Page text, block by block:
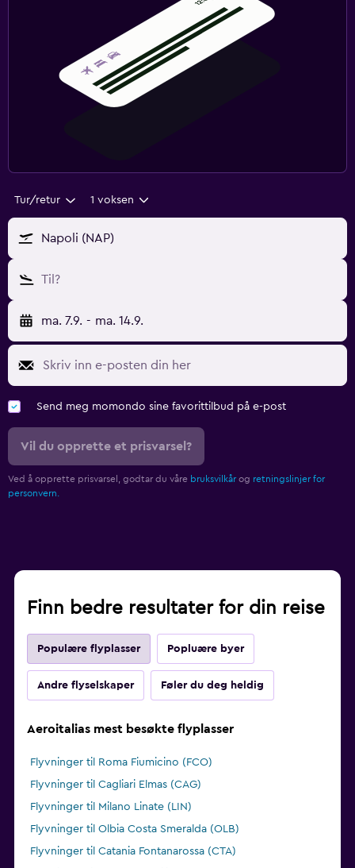
Tur/retur 1 voksen
Napoli (NAP)
Til?
ma. 7.9. - ma. 14.9.
Send meg momondo sine favorittilbud på e-post
Vil du opprette et prisvarsel?
Ved å opprette prisvarsel, godtar du våre bruksvilkår og retningslinjer for
personvern.
Finn bedre resultater for din reise
Populære flyplasser Popluære byer
Andre flyselskaper Føler du deg heldig
Aeroitalias mest besøkte flyplasser
Flyvninger til Roma Fiumicino (FCO)
Flyvninger til Cagliari Elmas (CAG)
Flyvninger til Milano Linate (LIN)
Flyvninger til Olbia Costa Smeralda (OLB)
Flyvninger til Catania Fontanarossa (CTA)